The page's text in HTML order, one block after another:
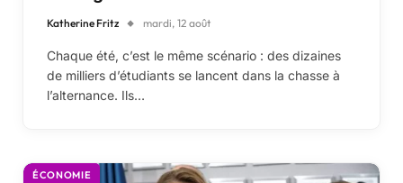
Katherine Fritz mardi, 12 août
Chaque été, c’est le même scénario : des dizaines
de milliers d’étudiants se lancent dans la chasse à
l’alternance. Ils…
ÉCONOMIE